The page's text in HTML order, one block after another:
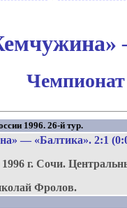
Чемпионат
1996. 26-й тур.
— «Балтика». 2:1
г. Сочи.
Фролов.